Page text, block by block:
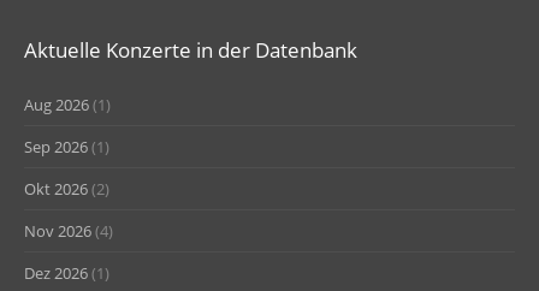
Aktuelle Konzerte in der Datenbank
Aug 2026(1)
Sep 2026(1)
Okt 2026(2)
Nov 2026(4)
Dez 2026(1)